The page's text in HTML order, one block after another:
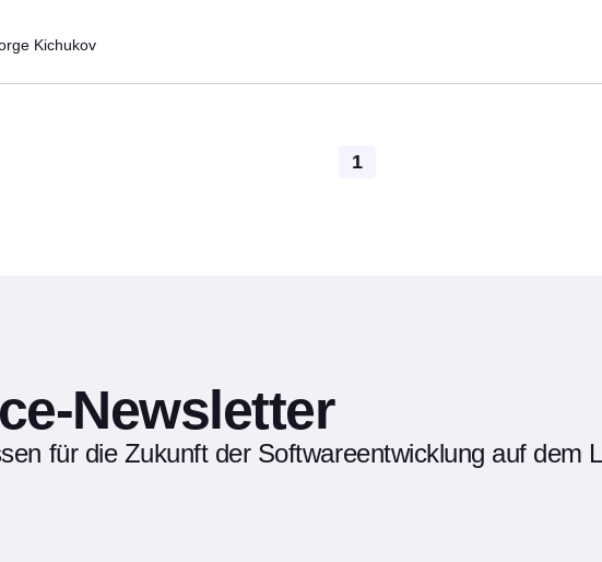
Kichukov
Pagination
1
Newsletter
für die Zukunft der Softwareentwicklung auf dem